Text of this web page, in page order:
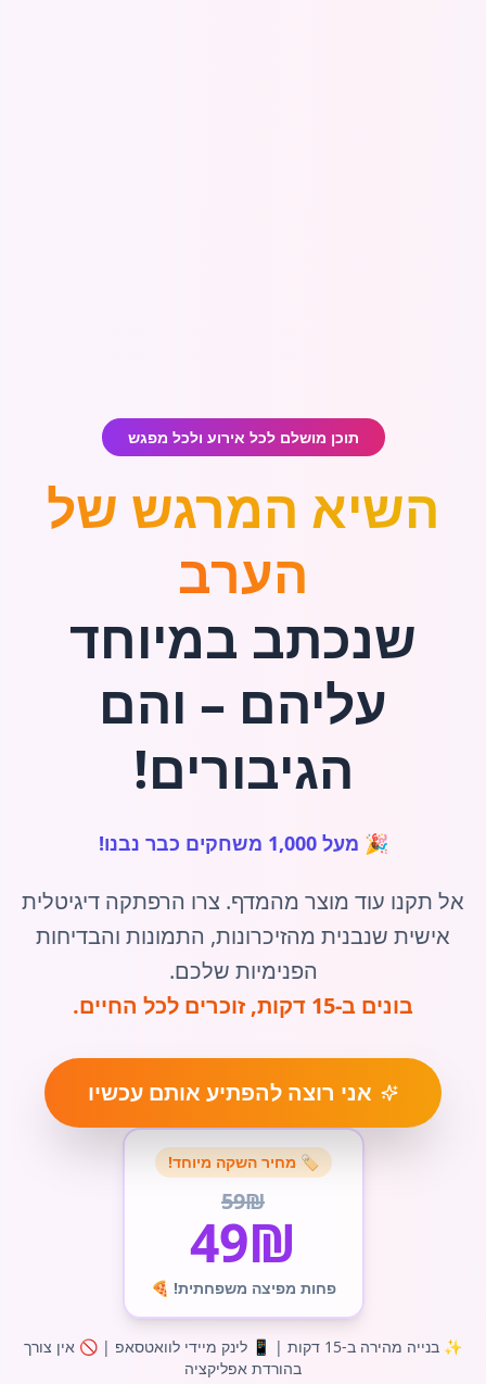
תוכן מושלם לכל אירוע ולכל מפגש
השיא המרגש של
הערב
שנכתב במיוחד
עליהם – והם
הגיבורים!
🎉 מעל 1,000 משחקים כבר נבנו!
אל תקנו עוד מוצר מהמדף. צרו הרפתקה דיגיטלית
אישית שנבנית מהזיכרונות, התמונות והבדיחות
הפנימיות שלכם.
בונים ב-15 דקות, זוכרים לכל החיים.
אני רוצה להפתיע אותם עכשיו
🏷️ מחיר השקה מיוחד!
59₪
49₪
פחות מפיצה משפחתית! 🍕
✨ בנייה מהירה ב-15 דקות | 📱 לינק מיידי לוואטסאפ | 🚫 אין צורך
בהורדת אפליקציה